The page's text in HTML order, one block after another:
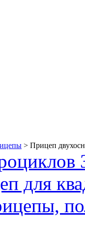
> Прицеп
для